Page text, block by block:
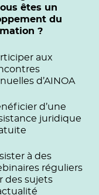
êtes un
du
?
aux
d’AINOA
d’une
juridique
à des
réguliers
des sujets